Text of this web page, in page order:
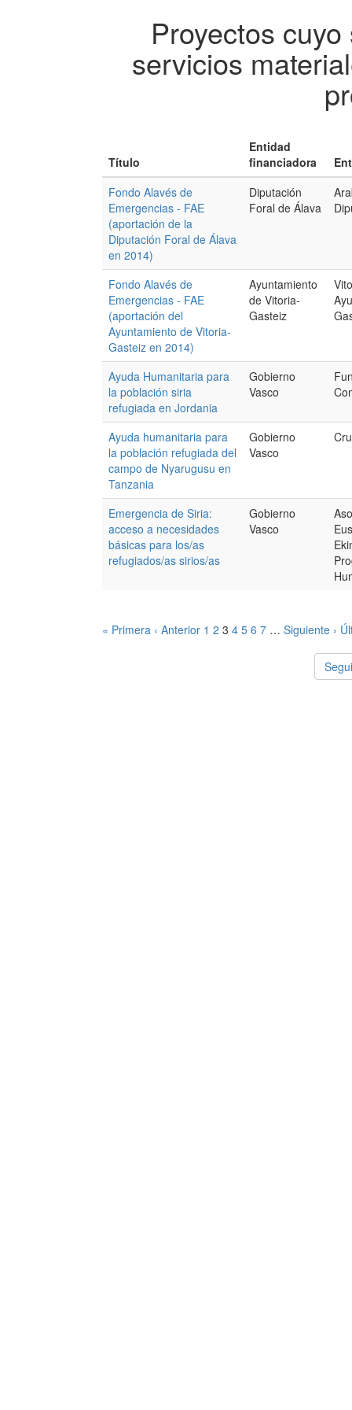
Proyectos
servicios
Título
Entidad
financiadora
Fondo Alavés de
Emergencias - FAE
(aportación de la
Diputación Foral de Álava
en 2014)
Diputación
Foral de Álava
Fondo Alavés de
Emergencias - FAE
(aportación del
Ayuntamiento de Vitoria-
Gasteiz en 2014)
Ayuntamiento
de Vitoria-
Gasteiz
Ayuda Humanitaria para
la población siria
refugiada en Jordania
Gobierno
Vasco
Ayuda humanitaria para
la población refugiada del
campo de Nyarugusu en
Tanzania
Gobierno
Vasco
Emergencia de Siria:
acceso a necesidades
básicas para los/as
refugiados/as sirios/as
Gobierno
Vasco
« Primera ‹ Anterior 1 2 3 4 5 6 7 … Siguiente ›